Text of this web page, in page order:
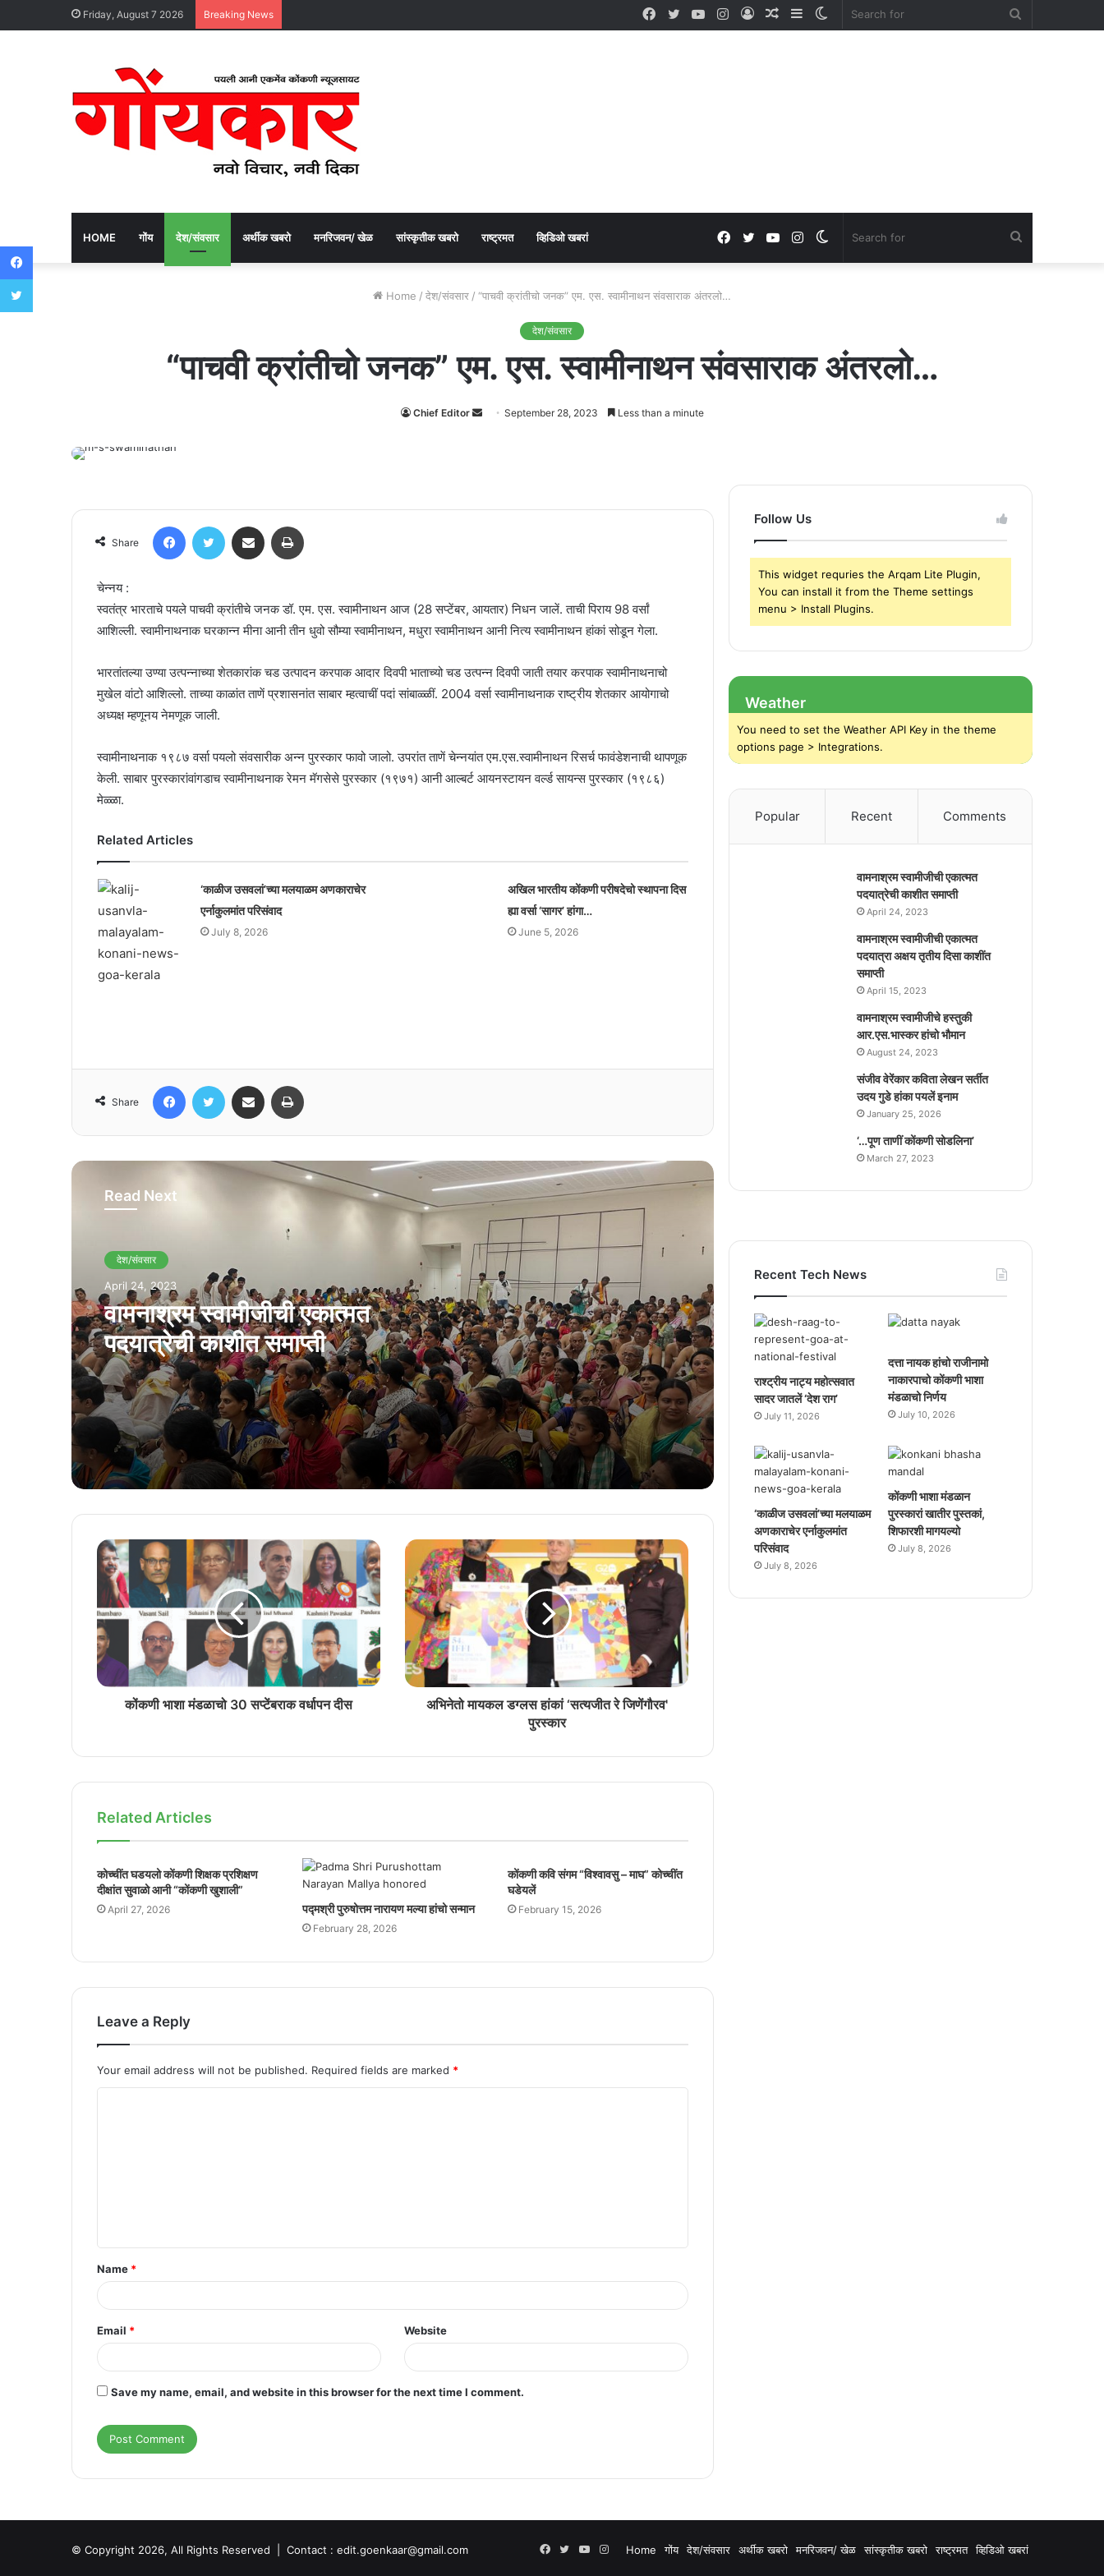
Friday, August 7 2026 Breaking News
Switch
Sidebar
Random
Log
Instagram
YouTube
Twitter
Facebook
HOME गोंय देश/संवसार अर्थीक खबरो मनरिजवन/ खेळ सांस्कृतीक खबरो राष्ट्रमत व्हिडिओ खबरां Switch
Instagram
YouTube
Twitter
Facebook
Home / देश/संवसार / “पाचवी क्रांतीचो जनक” एम. एस. स्वामीनाथन संवसाराक अंतरलो…
देश/संवसार
“पाचवी क्रांतीचो जनक” एम. एस. स्वामीनाथन संवसाराक अंतरलो…
Chief Editor
SendSeptember 28, 2023 Less than a minute
Share
चेन्नय :
स्वतंत्र भारताचे पयले पाचवी क्रांतीचे जनक डॉ. एम. एस. स्वामीनाथन आज (28 सप्टेंबर, आयतार) निधन जालें. ताची पिराय 98 वर्सां
आशिल्ली. स्वामीनाथनाक घरकान्न मीना आनी तीन धुवो सौम्या स्वामीनाथन, मधुरा स्वामीनाथन आनी नित्य स्वामीनाथन हांकां सोडून गेला.
भारतांतल्या उण्या उत्पन्नाच्या शेतकारांक चड उत्पादन करपाक आदार दिवपी भाताच्यो चड उत्पन्न दिवपी जाती तयार करपाक स्वामीनाथनाचो
मुखेल वांटो आशिल्लो. ताच्या काळांत ताणें प्रशासनांत साबार म्हत्वाचीं पदां सांबाळ्ळीं. 2004 वर्सा स्वामीनाथनाक राष्ट्रीय शेतकार आयोगाचो
अध्यक्ष म्हणूनय नेमणूक जाली.
स्वामीनाथनाक १९८७ वर्सा पयलो संवसारीक अन्न पुरस्कार फावो जालो. उपरांत ताणें चेन्नयांत एम.एस.स्वामीनाथन रिसर्च फावंडेशनाची थापणूक
केली. साबार पुरस्कारांवांगडाच स्वामीनाथनाक रेमन मॅगसेसे पुरस्कार (१९७१) आनी आल्बर्ट आयनस्टायन वर्ल्ड सायन्स पुरस्कार (१९८६)
मेळ्ळा.
Related Articles
‘काळीज उसवलां’च्या मलयाळम अणकाराचेर
एर्नाकुलमांत परिसंवाद
July 8, 2026
अखिल भारतीय कोंकणी परीषदेचो स्थापना दिस
ह्या वर्सा ‘सागर’ हांगा…
June 5, 2026
Share
Read Next
देश/संवसार
April 24, 2023
वामनाश्रम स्वामीजीची एकात्मत
पदयात्रेची काशीत समाप्ती
भौमान
‘…पूण ताणीं कोंकणी सोडलिना’
कार्णाकोडम शिद्धीविनायक सभाघरांत कोंकणी
साक्षरताय कार्यक्रम उमेदीन
कोचींत कोंकणी अन्न महोत्सवाक बरों प्रतिसाद
वामनाश्रम स्वामीजीचे चातूरमास वृत मांगळूरांत जुलै
3 तारखेक सुरू
एळमक्करात घडयलें कोंकणी साक्षरताय शिबीर
अखिल भारतीय कोंकणी परिशदेचे वतीन कोचींत
मनोमिलन संम्मेळन
‘भुरग्यांक भास सांगून दिवचें, ती पिळगी पिळग्यां मेरेन
पावतली’
कोंकणी भाशा मंडळाचो 30 सप्टेंबराक वर्धापन दीस
अभिनेतो मायकल डग्लस हांकां ‘सत्यजीत रे जिणेंगौरव'
पुरस्कार
Related Articles
कोच्चींत घडयलो कोंकणी शिक्षक प्रशिक्षण
दीक्षांत सुवाळो आनी “कोंकणी खुशाली”
April 27, 2026 पद्मश्री पुरुषोत्तम नारायण मल्या हांचो सन्मान
February 28, 2026
कोंकणी कवि संगम “विश्वावसु – माघ” कोच्चींत
घडेयलें
February 15, 2026
Leave a Reply
Your email address will not be published. Required fields are marked *
t
*
Name *
Email * Website
Save my name, email, and website in this browser for the next time I comment.
Follow Us
This widget requries the Arqam Lite Plugin,
You can install it from the Theme settings
menu > Install Plugins.
Weather
You need to set the Weather API Key in the theme
options page > Integrations.
Popular Recent Comments
वामनाश्रम स्वामीजीची एकात्मत
पदयात्रेची काशीत समाप्ती
April 24, 2023
वामनाश्रम स्वामीजीची एकात्मत
पदयात्रा अक्षय तृतीय दिसा काशींत
समाप्ती
April 15, 2023
वामनाश्रम स्वामीजीचे हस्तुकी
आर.एस.भास्कर हांचो भौमान
August 24, 2023
संजीव वेरेंकार कविता लेखन सर्तीत
उदय गुडे हांका पयलें इनाम
January 25, 2026
‘…पूण ताणीं कोंकणी सोडलिना’
March 27, 2023
Recent Tech News
राश्ट्रीय नाट्य महोत्सवात
सादर जातलें ‘देश राग’
July 11, 2026
दत्ता नायक हांचो राजीनामो
नाकारपाचो कोंकणी भाशा
मंडळाचो निर्णय
July 10, 2026
‘काळीज उसवलां’च्या मलयाळम
अणकाराचेर एर्नाकुलमांत
परिसंवाद
July 8, 2026
कोंकणी भाशा मंडळान
पुरस्कारां खातीर पुस्तकां,
शिफारशी मागयल्यो
July 8, 2026
© Copyright 2026, All Rights Reserved | Contact : edit.goenkaar@gmail.com Home गोंय देश/संवसार अर्थीक खबरो मनरिजवन/ खेळ सांस्कृतीक खबरो राष्ट्रमत व्हिडिओ खबरां
Facebook
TwitterYouTube
Instagram